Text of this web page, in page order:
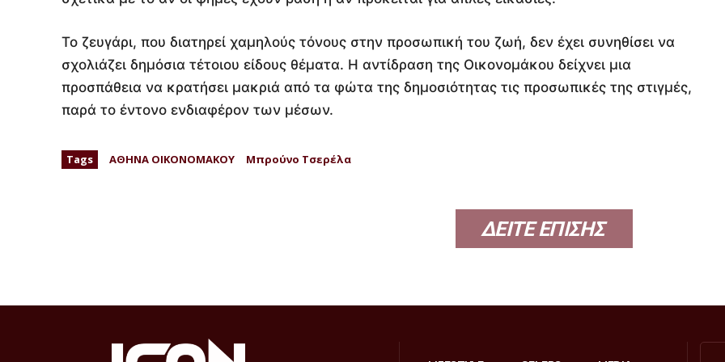
Το ζευγάρι, που διατηρεί χαμηλούς τόνους στην προσωπική του ζωή, δεν έχει συνηθίσει να
σχολιάζει δημόσια τέτοιου είδους θέματα. Η αντίδραση της Οικονομάκου δείχνει μια
προσπάθεια να κρατήσει μακριά από τα φώτα της δημοσιότητας τις προσωπικές της στιγμές,
παρά το έντονο ενδιαφέρον των μέσων.
Tags ΑΘΗΝΑ ΟΙΚΟΝΟΜΑΚΟΥ Μπρούνο Τσερέλα
ΔΕΙΤΕ ΕΠΙΣΗΣ